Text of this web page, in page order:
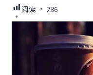
阅读: 236